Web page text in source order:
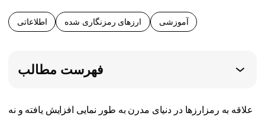
اطلاعاتی ارزهای رمزنگاری شده آموزشی
فهرست مطالب
علاقه به رمزارزها در دنیای مدرن به طور نمایی افزایش یافته و نه